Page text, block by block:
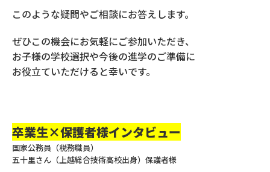
このような疑問やご相談にお答えします。
ぜひこの機会にお気軽にご参加いただき、
お子様の学校選択や今後の進学のご準備に
お役立ていただけると幸いです。
卒業生×保護者様インタビュー
国家公務員（税務職員）
五十里さん（上越総合技術高校出身）保護者様